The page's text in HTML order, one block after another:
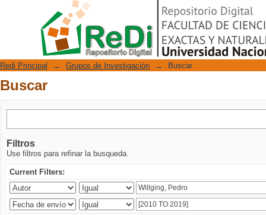
Repositorio Digital
Redi Principal → Grupos de Investigación → Buscar
Buscar
Filtros
Use filtros para refinar la busqueda.
Current Filters: